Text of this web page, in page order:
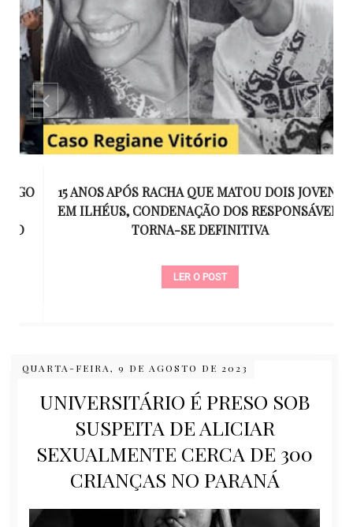
15 ANOS APÓS RACHA QUE MATOU DOIS JOVENS
EM ILHÉUS, CONDENAÇÃO DOS RESPONSÁVEIS
TORNA-SE DEFINITIVA
LER O POST
QUARTA-FEIRA, 9 DE AGOSTO DE 2023
UNIVERSITÁRIO É PRESO SOB
SUSPEITA DE ALICIAR
SEXUALMENTE CERCA DE 300
CRIANÇAS NO PARANÁ